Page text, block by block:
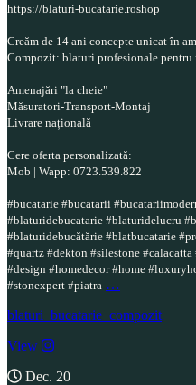
https://blaturi-bucatarie.roshop
Creăm de 14 ani concepte unicat în
Compozit: blaturi profesionale
Amenajări "la cheie"
Măsuratori-Transport-Montaj
Livrare națională
Cere oferta personalizată:
Mob | Wapp: 0723.539.822
#bucatarie #bucatarii
#blaturidebucatarie #blaturidelucru
#blaturidebucătărie #blatbucatarie
#quartz #dekton #silestone
#design #homedecor #home
#stonexpert #piatra …
blaturi_bucatarie_compozit
View
Dec. 20